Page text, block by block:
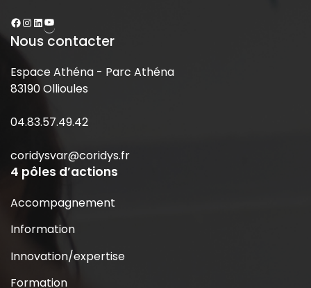
Nous contacter
Espace Athéna - Parc Athéna
83190 Ollioules
04.83.57.49.42
coridysvar@coridys.fr
4 pôles d’actions
Accompagnement
Information
Innovation/expertise
Formation